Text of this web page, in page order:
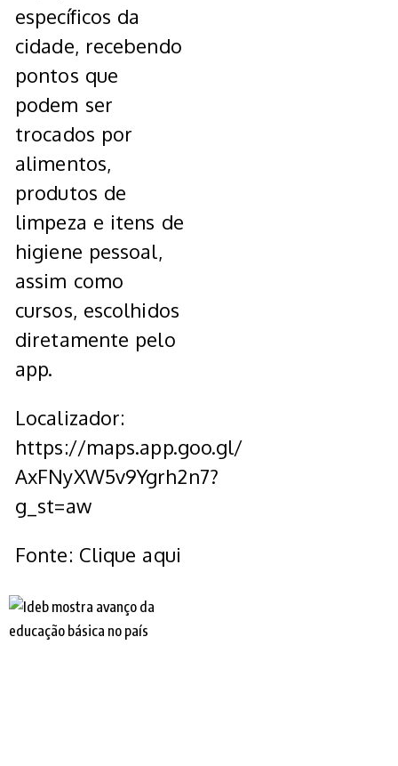
específicos da
cidade, recebendo
pontos que
podem ser
trocados por
alimentos,
produtos de
limpeza e itens de
higiene pessoal,
assim como
cursos, escolhidos
diretamente pelo
app.
Localizador:
https://maps.app.goo.gl/
AxFNyXW5v9Ygrh2n7?
g_st=aw
Fonte: Clique aqui